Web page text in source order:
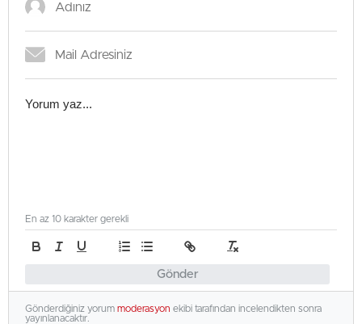
Gönder
En az 10 karakter gerekli
Gönderdiğiniz yorum moderasyon ekibi tarafından incelendikten sonra
yayınlanacaktır.